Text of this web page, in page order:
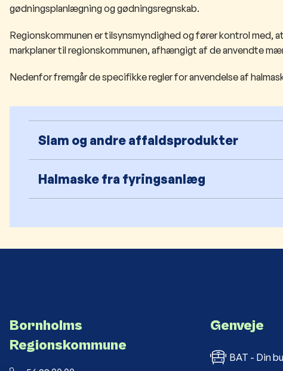
gødningsplanlægning og gødningsregnskab.
Regionskommunen er tilsynsmyndighed og fører kontrol med,
markplaner til regionskommunen, afhængigt af de anvendte
Nedenfor fremgår de specifikke regler for anvendelse af
Slam og andre affaldsprodukter
Halmaske fra fyringsanlæg
Bornholms
Regionskommune
Genveje
BAT - Din